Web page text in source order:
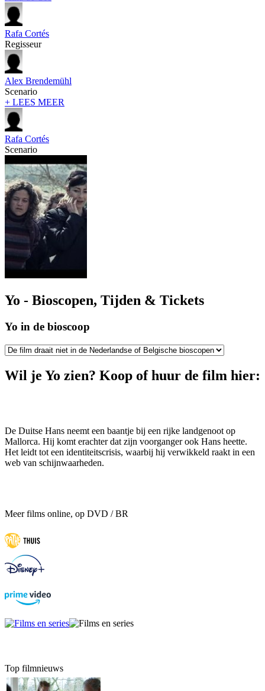
Rafa Cortés
Regisseur
Alex Brendemühl
Scenario
+ LEES MEER
Rafa Cortés
Scenario
Yo - Bioscopen, Tijden & Tickets
Yo in de bioscoop
Wil je Yo zien? Koop of huur de film hier:
De Duitse Hans neemt een baantje bij een rijke landgenoot op
Mallorca. Hij komt erachter dat zijn voorganger ook Hans heette.
Het leidt tot een identiteitscrisis, waarbij hij verwikkeld raakt in een
web van schijnwaarheden.
Meer films online, op DVD / BR
Top filmnieuws